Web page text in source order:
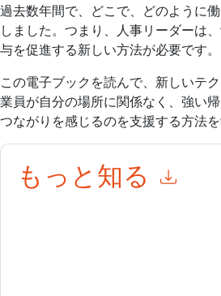
過去数年間で、どこで、どのように
しました。つまり、人事リーダーは
与を促進する新しい方法が必要です。
この電子ブックを読んで、新しいテ
業員が自分の場所に関係なく、強い
つながりを感じるのを支援する方法を
もっと知る